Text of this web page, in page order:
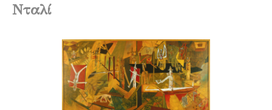
Νταλί